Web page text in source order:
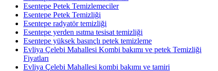
Esentepe Petek Temizlemeciler
Esentepe Petek Temizliği
Esentepe radyatör temizliği
Esentepe yerden ısıtma tesisat temizliği
Esentepe yüksek basınçlı petek temizleme
Evliya Çelebi Mahallesi Kombi bakımı ve petek Temizliği
Fiyatları
Evliya Çelebi Mahallesi kombi bakımı ve tamiri